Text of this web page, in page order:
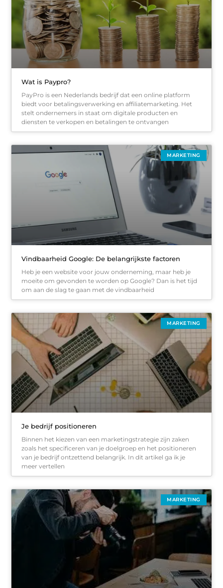
Wat is Paypro?
PayPro is een Nederlands bedrijf dat een online platform
biedt voor betalingsverwerking en affiliatemarketing. Het
stelt ondernemers in staat om digitale producten en
diensten te verkopen en betalingen te ontvangen
MARKETING
Vindbaarheid Google: De belangrijkste factoren
Heb je een website voor jouw onderneming, maar heb je
moeite om gevonden te worden op Google? Dan is het tijd
om aan de slag te gaan met de vindbaarheid
MARKETING
Je bedrijf positioneren
Binnen het kiezen van een marketingstrategie zijn zaken
zoals het specificeren van je doelgroep en het positioneren
van je bedrijf ontzettend belangrijk. In dit artikel ga ik je
meer vertellen
MARKETING